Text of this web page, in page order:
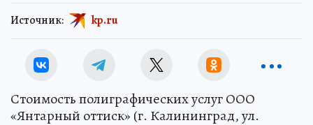
Источник: kp.ru
Стоимость полиграфических услуг ООО
«Янтарный оттиск» (г. Калининград, ул.